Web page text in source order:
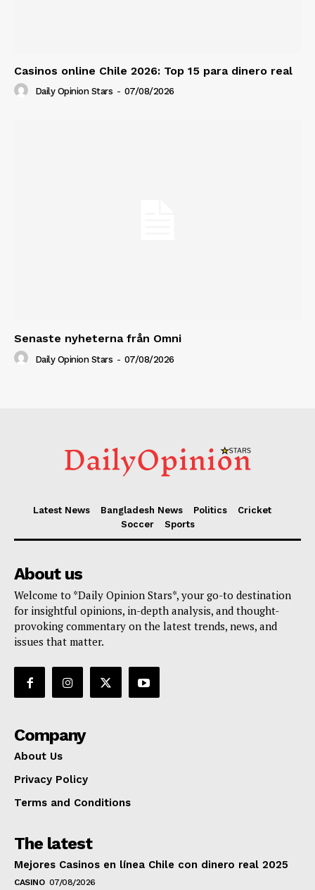
Casinos online Chile 2026: Top 15 para dinero real
Daily Opinion Stars - 07/08/2026
Senaste nyheterna från Omni
Daily Opinion Stars - 07/08/2026
Latest News Bangladesh News Politics
Cricket
Soccer
Sports
About us
Welcome to *Daily Opinion Stars*, your go-to destination
for insightful opinions, in-depth analysis, and thought-
provoking commentary on the latest trends, news, and
issues that matter.
Company
About Us
Privacy Policy
Terms and Conditions
The latest
Mejores Casinos en línea Chile con dinero real 2025
CASINO 07/08/2026